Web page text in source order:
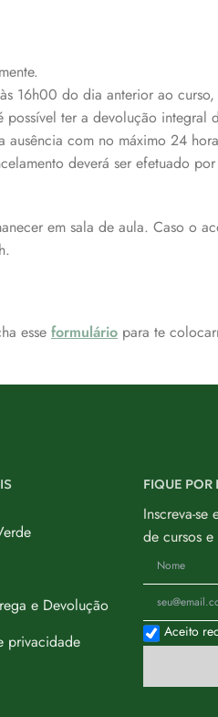
16h00 do dia anterior ao
ter a devolução
com no máximo 24
deverá ser efetuado
em sala de aula. Caso o
esse formulário para te
e Devolução
privacidade
FIQUE POR
Inscreva-
de cursos
Aceito